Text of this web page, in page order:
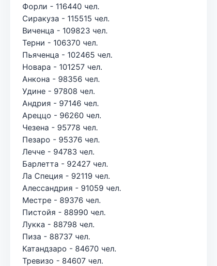
Форли - 116440 чел.
Сиракуза - 115515 чел.
Виченца - 109823 чел.
Терни - 106370 чел.
Пьяченца - 102465 чел.
Новара - 101257 чел.
Анкона - 98356 чел.
Удине - 97808 чел.
Андрия - 97146 чел.
Ареццо - 96260 чел.
Чезена - 95778 чел.
Пезаро - 95376 чел.
Лечче - 94783 чел.
Барлетта - 92427 чел.
Ла Специя - 92119 чел.
Алессандрия - 91059 чел.
Местре - 89376 чел.
Пистойя - 88990 чел.
Лукка - 88798 чел.
Пиза - 88737 чел.
Катандзаро - 84670 чел.
Тревизо - 84607 чел.